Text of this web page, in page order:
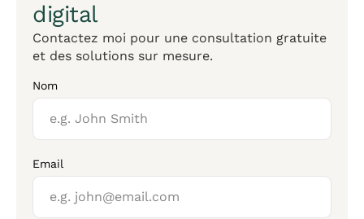
digital
Contactez moi pour une consultation gratuite
et des solutions sur mesure.
Nom
Email